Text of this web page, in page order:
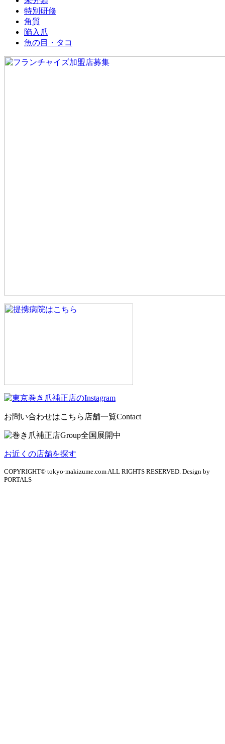
特別研修
角質
陥入爪
魚の目・タコ
お問い合わせはこちら 店舗一覧Contact
お近くの店舗を探す
COPYRIGHT© tokyo-makizume.com ALL RIGHTS RESERVED. Design by
PORTALS